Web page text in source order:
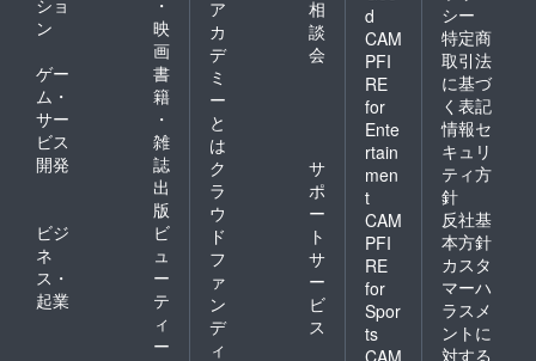
ショ
ン
・
映
画
ゲー
ム・
サー
ビス
開発
書
籍
・
雑
誌
出
版
ビジ
ネ
ス・
起業
ビ
ュ
ー
テ
ィ
ー
ア
カ
デ
ミ
ー
と
は
相
談
会
ク
ラ
ウ
ド
フ
ァ
ン
デ
ィ
サ
ポ
ー
ト
サ
ー
ビ
ス
d
CAM
PFI
RE
for
Ente
rtain
men
t
CAM
PFI
RE
for
Spor
ts
CAM
シー
特定商
取引法
に基づ
く表記
情報セ
キュリ
ティ方
針
反社基
本方針
カスタ
マーハ
ラスメ
ントに
対する